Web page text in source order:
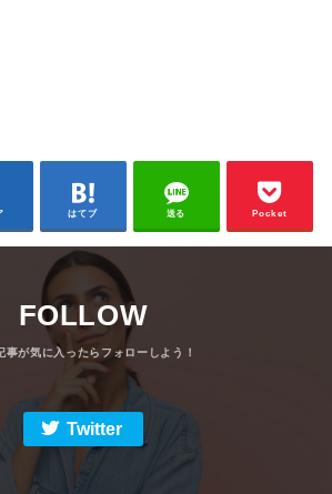
はてブ 送る Pocket
FOLLOW
Twitter